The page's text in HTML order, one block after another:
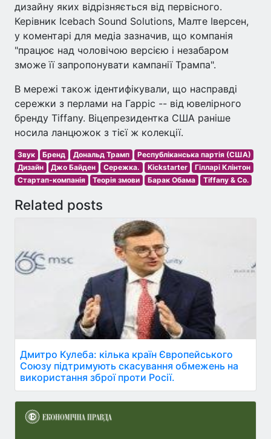
дизайну яких відрізняється від первісного.
Керівник Icebach Sound Solutions, Малте Іверсен,
у коментарі для медіа зазначив, що компанія
"працює над чоловічою версією і незабаром
зможе її запропонувати кампанії Трампа".
В мережі також ідентифікували, що насправді
сережки з перлами на Гарріс -- від ювелірного
бренду Tiffany. Віцепрезидентка США раніше
носила ланцюжок з тієї ж колекції.
Звук Бренд Дональд Трамп
Республіканська партія (США)
Дизайн
Джо Байден Сережка. Kickstarter
Гілларі Клінтон
Стартап-компанія
Теорія змови Барак Обама Tiffany & Co.
Related posts
Дмитро Кулеба: кілька країн Європейського
Союзу підтримують скасування обмежень на
використання зброї проти Росії.